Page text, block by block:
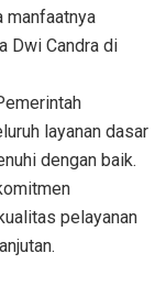
manfaatnya
Dwi Candra di
layanan dasar
dengan baik.
pelayanan